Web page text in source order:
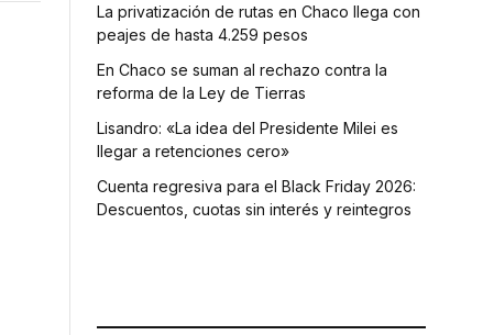
La privatización de rutas en Chaco llega con
peajes de hasta 4.259 pesos
En Chaco se suman al rechazo contra la
reforma de la Ley de Tierras
Lisandro: «La idea del Presidente Milei es
llegar a retenciones cero»
Cuenta regresiva para el Black Friday 2026:
Descuentos, cuotas sin interés y reintegros